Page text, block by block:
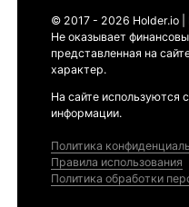
© 2017 - 2026 Holder.io
Не оказывает
представленная на
характер.
На сайте используются
информации.
Политика
Правила использования
Политика обработки